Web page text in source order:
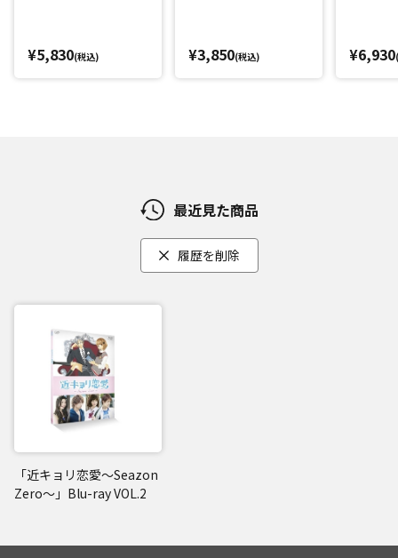
¥5,830(税込) ¥3,850(税込) ¥6,930
最近見た商品
履歴を削除
「近キョリ恋愛～Seazon
Zero～」Blu-ray VOL.2